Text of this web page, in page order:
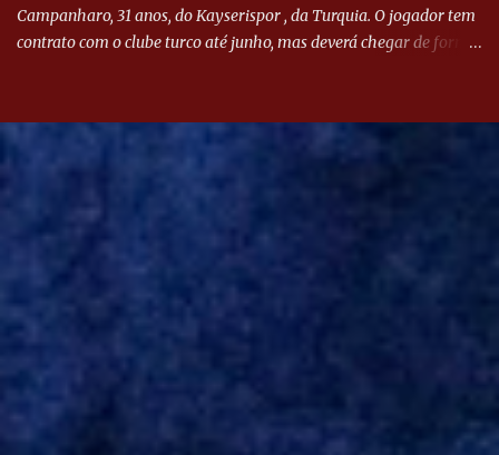
Campanharo, 31 anos, do Kayserispor , da Turquia. O jogador tem
contrato com o clube turco até junho, mas deverá chegar de forma
Evian, da França, Hellas Verona, da Itália, e Ludogorets, da
Bulgária. O último clube brasileiro foi a Chapecoense, em 2020.
opção de Mano Menezes no setor de meio-campo. Atualmente, na
Turquia, Gustavo Campanharo vem atuando como volante, mas
contração de Campanharo de 31 anos